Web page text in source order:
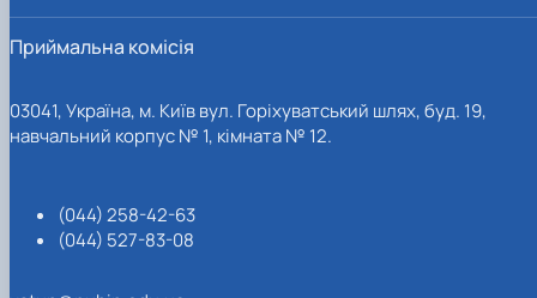
Приймальна комісія
03041, Україна, м. Київ вул. Горіхуватський шлях, буд. 19,
навчальний корпус № 1, кімната № 12.
(044) 258-42-63
(044) 527-83-08